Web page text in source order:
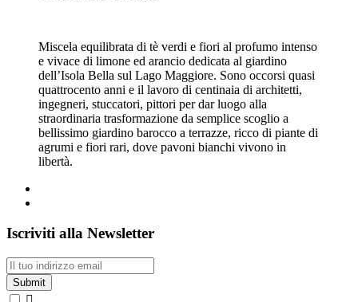
Miscela equilibrata di tè verdi e fiori al profumo intenso
e vivace di limone ed arancio dedicata al giardino
dell’Isola Bella sul Lago Maggiore. Sono occorsi quasi
quattrocento anni e il lavoro di centinaia di architetti,
ingegneri, stuccatori, pittori per dar luogo alla
straordinaria trasformazione da semplice scoglio a
bellissimo giardino barocco a terrazze, ricco di piante di
agrumi e fiori rari, dove pavoni bianchi vivono in
libertà.
Iscriviti alla Newsletter